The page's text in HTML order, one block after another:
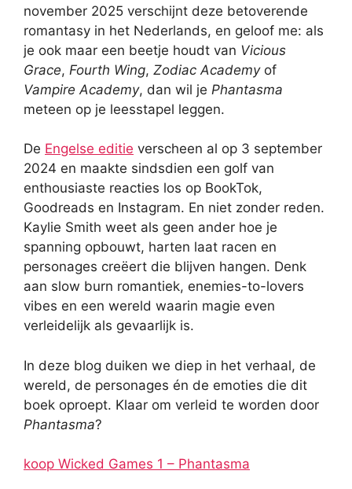
november 2025 verschijnt deze betoverende
romantasy in het Nederlands, en geloof me: als
je ook maar een beetje houdt van Vicious
Grace, Fourth Wing, Zodiac Academyof
Vampire Academy, dan wil je Phantasma
meteen op je leesstapel leggen.
De Engelse editie verscheen al op 3 september
2024 en maakte sindsdien een golf van
enthousiaste reacties los op BookTok,
Goodreads en Instagram. En niet zonder reden.
Kaylie Smith weet als geen ander hoe je
spanning opbouwt, harten laat racen en
personages creëert die blijven hangen. Denk
aan slow burn romantiek, enemies-to-lovers
vibes en een wereld waarin magie even
verleidelijk als gevaarlijk is.
In deze blog duiken we diep in het verhaal, de
wereld, de personages én de emoties die dit
boek oproept. Klaar om verleid te worden door
Phantasma?
koop Wicked Games 1 – Phantasma